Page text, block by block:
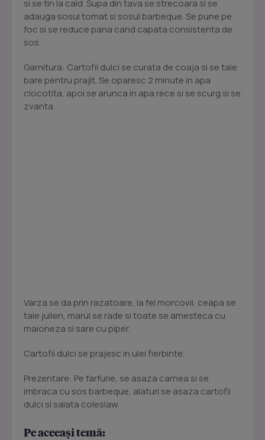
si se tin la cald. Supa din tava se strecoara si se
adauga sosul tomat si sosul barbeque. Se pune pe
foc si se reduce pana cand capata consistenta de
sos.
Garnitura: Cartofii dulci se curata de coaja si se taie
bare pentru prajit. Se oparesc 2 minute in apa
clocotita, apoi se arunca in apa rece si se scurg si se
zvanta.
Varza se da prin razatoare, la fel morcovii, ceapa se
taie julien, marul se rade si toate se amesteca cu
maioneza si sare cu piper.
Cartofii dulci se prajesc in ulei fierbinte.
Prezentare: Pe farfurie, se asaza carnea si se
imbraca cu sos barbeque, alaturi se asaza cartofii
dulci si salata coleslaw.
Pe aceeași temă: